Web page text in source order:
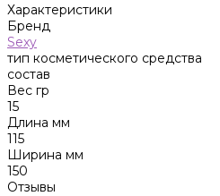
Характеристики
Бренд
Sexy
тип косметического средства
состав
Вес гр
15
Длина мм
115
Ширина мм
150
Отзывы